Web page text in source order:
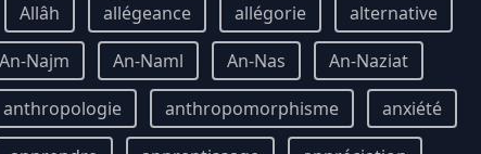
Allâh allégeance allégorie
alternative
An-Najm An-Naml An-Nas
An-Naziat
anthropologie anthropomorphisme
anxiété